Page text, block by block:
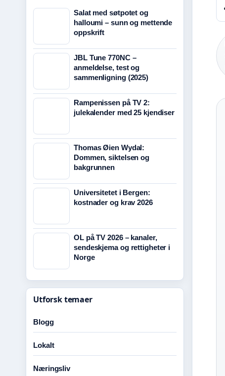
Salat med søtpotet og
halloumi – sunn og mettende
oppskrift
JBL Tune 770NC –
anmeldelse, test og
sammenligning (2025)
Rampenissen på TV 2:
julekalender med 25 kjendiser
Thomas Øien Wydal:
Dommen, siktelsen og
bakgrunnen
Universitetet i Bergen:
kostnader og krav 2026
OL på TV 2026 – kanaler,
sendeskjema og rettigheter i
Norge
Utforsk temaer
Blogg
Lokalt
Næringsliv